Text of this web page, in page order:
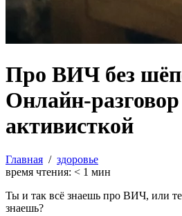
Про ВИЧ без
Онлайн-
активисткой
Главная / здоровье
время чтения: < 1 мин
Ты и так всё знаешь про ВИЧ, или
знаешь?